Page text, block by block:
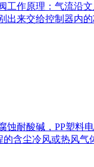
工作原理：气流沿
来交给控制器内
耐酸碱，PP塑料
含尘冷风或热风